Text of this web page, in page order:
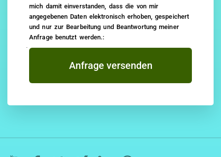
mich damit einverstanden, dass die von mir
angegebenen Daten elektronisch erhoben, gespeichert
und nur zur Bearbeitung und Beantwortung meiner
Anfrage benutzt werden.:
Anfrage versenden